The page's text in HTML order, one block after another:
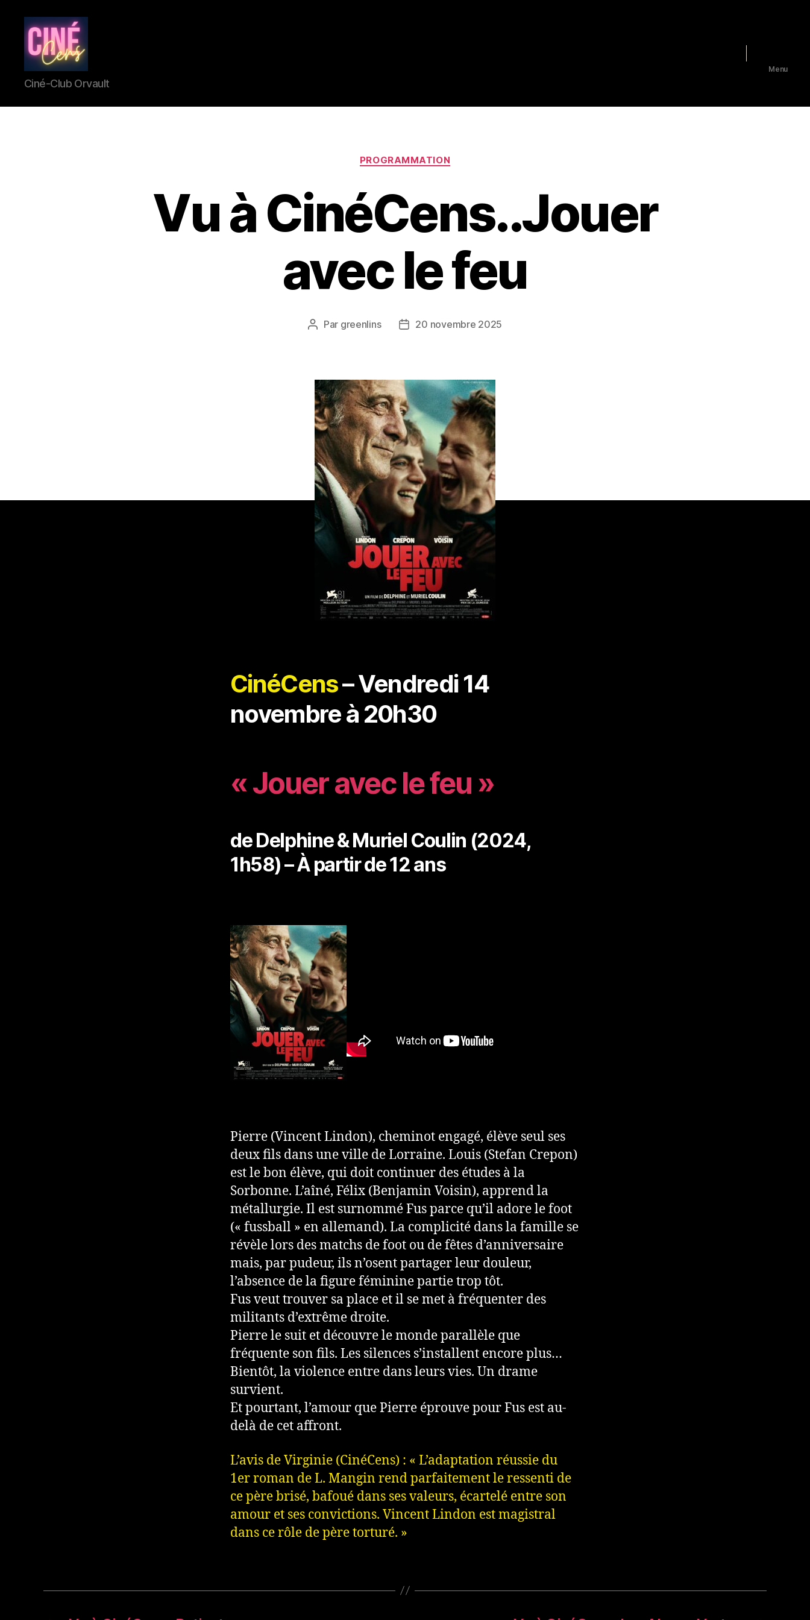
CinéCens
Ciné-Club Orvault
Menu
Catégories
PROGRAMMATION
Vu à CinéCens..Jouer
avec le feu
Auteur
Par greenlins
Date20 novembre 2025
CinéCens– Vendredi 14
novembre à 20h30
« Jouer avec le feu »
de Delphine & Muriel Coulin (2024,
1h58) – À partir de 12 ans
Pierre (Vincent Lindon), cheminot engagé, élève seul ses
deux fils dans une ville de Lorraine. Louis (Stefan Crepon)
est le bon élève, qui doit continuer des études à la
Sorbonne. L’aîné, Félix (Benjamin Voisin), apprend la
métallurgie. Il est surnommé Fus parce qu’il adore le foot
(« fussball » en allemand). La complicité dans la famille se
révèle lors des matchs de foot ou de fêtes d’anniversaire
mais, par pudeur, ils n’osent partager leur douleur,
l’absence de la figure féminine partie trop tôt.
Fus veut trouver sa place et il se met à fréquenter des
militants d’extrême droite.
Pierre le suit et découvre le monde parallèle que
fréquente son fils. Les silences s’installent encore plus…
Bientôt, la violence entre dans leurs vies. Un drame
survient.
Et pourtant, l’amour que Pierre éprouve pour Fus est au-
delà de cet affront.
L’avis de Virginie (CinéCens) : « L’adaptation réussie du
1er roman de L. Mangin rend parfaitement le ressenti de
ce père brisé, bafoué dans ses valeurs, écartelé entre son
amour et ses convictions. Vincent Lindon est magistral
dans ce rôle de père torturé. »